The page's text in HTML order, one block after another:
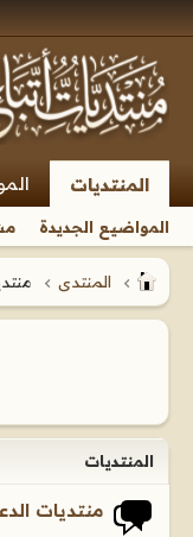
المنتديات
المواضيع الجديدة
المنتدى
المنتديات
منتديات